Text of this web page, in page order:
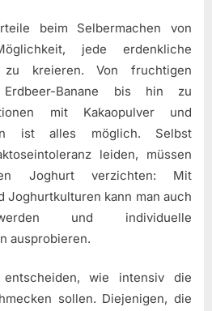
beim Selbermachen von
jede erdenkliche
zu kreieren. Von fruchtigen
Erdbeer-Banane bis hin zu
mit Kakaopulver und
ist alles möglich. Selbst
leiden, müssen
Joghurt verzichten: Mit
Joghurtkulturen kann man auch
und individuelle
ausprobieren.
wie intensiv die
sollen. Diejenigen, die